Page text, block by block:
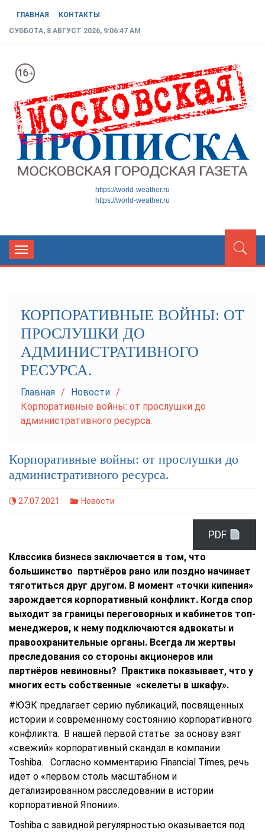
ГЛАВНАЯ
КОНТАКТЫ
СУББОТА, 8 АВГУСТ 2026, 9:06:47 AM
МОСКОВСКАЯ ГОРОДСКАЯ
https://world-weather.ru
https://world-weather.ru
Toggle
navigation
КОРПОРАТИВНЫЕ ВОЙНЫ: ОТ
ПРОСЛУШКИ ДО
АДМИНИСТРАТИВНОГО
РЕСУРСА.
Главная
Новости
Корпоративные войны: от прослушки до
административного ресурса.
Корпоративные войны: от прослушки до
административного ресурса.
27.07.2021 Новости
PDF
Классика бизнеса заключается в том, что
большинство партнёров рано или поздно начинает
тяготиться друг другом. В момент «точки кипения»
зарождается корпоративный конфликт. Когда спор
выходит за границы переговорных и кабинетов топ-
менеджеров, к нему подключаются адвокаты и
правоохранительные органы. Всегда ли жертвы
преследования со стороны акционеров или
партнёров невиновны? Практика показывает, что у
многих есть собственные «скелеты в шкафу».
#ЮЭК предлагает серию публикаций, посвященных
истории и современному состоянию корпоративного
конфликта. В нашей первой статье за основу взят
«свежий» корпоративный скандал в компании
Toshiba. Согласно комментарию Financial Times, речь
идет о «первом столь масштабном и
детализированном расследовании в истории
корпоративной Японии».
Toshiba с завидной регулярностью оказывается под